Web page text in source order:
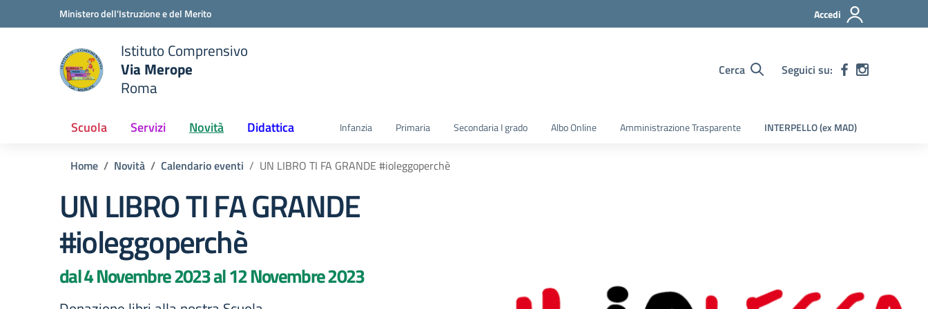
Vai ai contenuti
Vai al menu di navigazioneMinistero dell'Istruzione e del Merito Accedi
scuola
Istituto Comprensivo
Via Merope
Roma
Cerca Seguici su:
Scuola Servizi Novità Didattica Infanzia Primaria Secondaria I grado Albo Online Amministrazione Trasparente INTERPELLO (ex MAD)
Home Novità Calendario eventi UN LIBRO TI FA GRANDE #ioleggoperchè
UN LIBRO TI FA GRANDE
#ioleggoperchè
dal 4 Novembre 2023 al 12 Novembre 2023